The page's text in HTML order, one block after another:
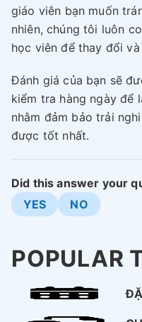
giáo viên bạn muốn
nhiên, chúng tôi luôn
học viên để thay đổi
Đánh giá của bạn sẽ
kiểm tra hàng ngày để
nhằm đảm bảo trải
được tốt nhất.
Did this answer your
YES
NO
POPULAR